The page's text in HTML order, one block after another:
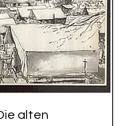
alten